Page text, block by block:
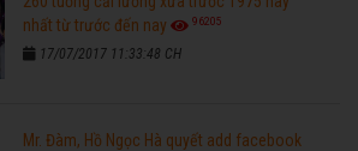
nhất từ trước đến nay
96205
17/07/2017 11:33:48 CH
Mr. Đàm, Hồ Ngọc Hà quyết add facebook